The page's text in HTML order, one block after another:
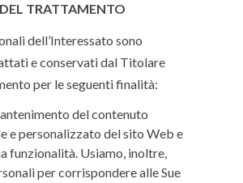
TRATTAMENTO
dell’Interessato sono
e conservati dal Titolare
per le seguenti finalità:
del contenuto
e personalizzato del sito Web e
funzionalità. Usiamo, inoltre,
per corrispondere alle Sue